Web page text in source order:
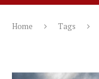
Home Tags